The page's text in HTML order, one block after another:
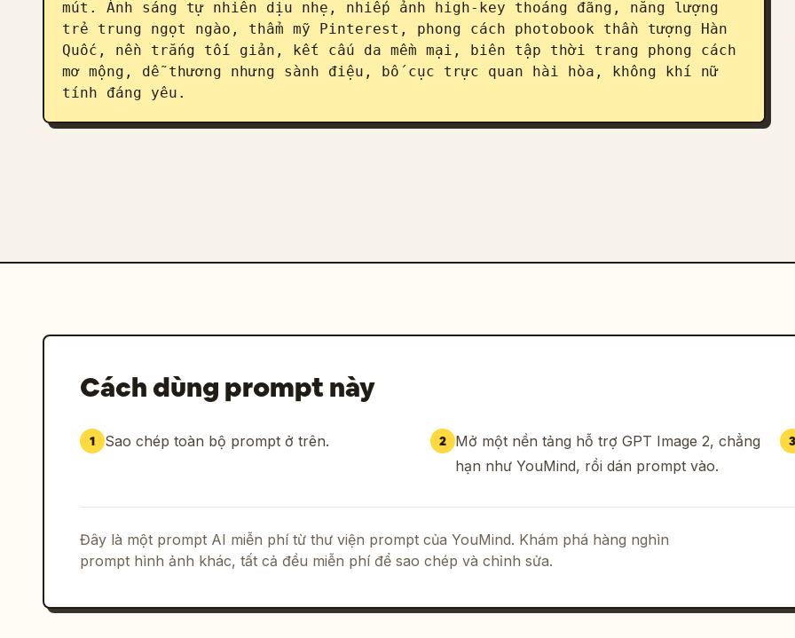
mút. Ánh sáng tự nhiên dịu nhẹ, nhiếp ảnh high-key thoáng đãng, năng lượng
trẻ trung ngọt ngào, thẩm mỹ Pinterest, phong cách photobook thần tượng Hàn
Quốc, nền trắng tối giản, kết cấu da mềm mại, biên tập thời trang phong cách
mơ mộng, dễ thương nhưng sành điệu, bố cục trực quan hài hòa, không khí nữ
tính đáng yêu.
Cách dùng prompt này
1 Sao chép toàn bộ prompt ở trên. 2 Mở một nền tảng hỗ trợ GPT Image 2, chẳng
hạn như YouMind, rồi dán prompt vào.
3
Đây là một prompt AI miễn phí từ thư viện prompt của YouMind. Khám phá hàng nghìn
prompt hình ảnh khác, tất cả đều miễn phí để sao chép và chỉnh sửa.